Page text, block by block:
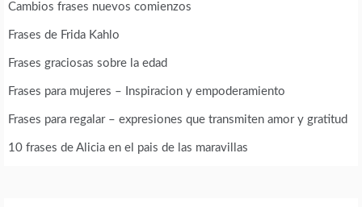
Cambios frases nuevos comienzos
Frases de Frida Kahlo
Frases graciosas sobre la edad
Frases para mujeres – Inspiracion y empoderamiento
Frases para regalar – expresiones que transmiten amor y gratitud
10 frases de Alicia en el pais de las maravillas